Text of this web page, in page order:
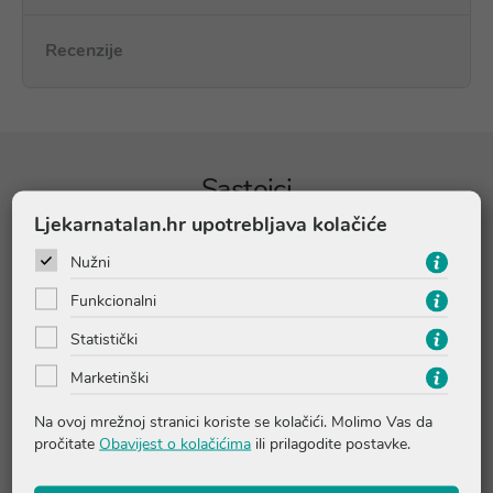
Recenzije
Sastojci
JEDNA (1) ŠUMEĆA TABLETA
SADRŽI:
D-manoza
Suhi ekstrakt zeleni troskota
(Polygonum aviculare)
Sastojci:D-manoza; kiselina-limunska kiselina, regulator
kiselosti-natrijev bikarbonat, sladilo i tvar za povećanje volumena-
Ljekarnatalan.hr upotrebljava kolačiće
Nužni
Funkcionalni
Statistički
Marketinški
Na ovoj mrežnoj stranici koriste se kolačići. Molimo Vas da
pročitate Obavijest o kolačićima ili prilagodite postavke.